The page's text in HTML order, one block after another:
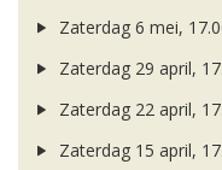
Zaterdag 6 mei,
Zaterdag 29 april,
Zaterdag 22 april,
Zaterdag 15 april,